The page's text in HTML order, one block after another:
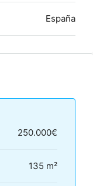
España
250.000€
135 m²